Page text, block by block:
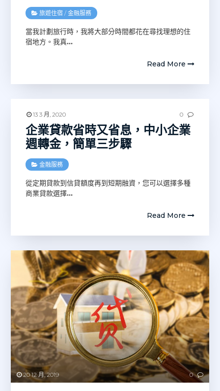
旅遊住宿 /金融服務
當我計劃旅行時，我將大部分時間都花在尋找理想的住
宿地方。我真…
Read More
13 3 月, 2020 0
企業貸款省時又省息，中小企業
週轉金，簡單三步驟
金融服務
從定期貸款到信貸額度再到短期融資，您可以選擇多種
商業貸款選擇…
Read More
20 12 月, 2019 0